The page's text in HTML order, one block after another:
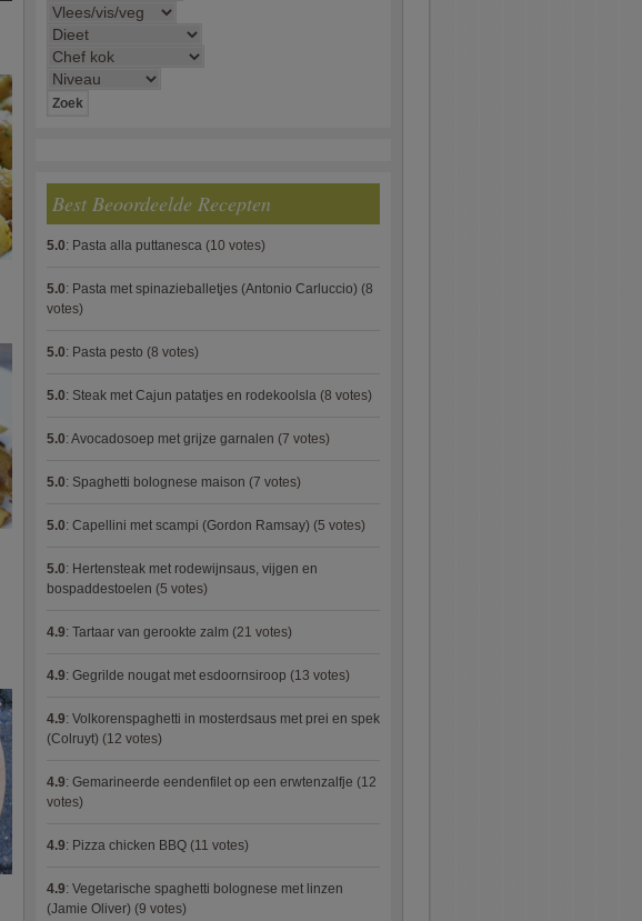
Best Beoordeelde Recepten
5.0: Pasta alla puttanesca (10 votes)
5.0: Pasta met spinazieballetjes (Antonio Carluccio) (8
votes)
5.0: Pasta pesto (8 votes)
5.0: Steak met Cajun patatjes en rodekoolsla (8 votes)
5.0: Avocadosoep met grijze garnalen (7 votes)
5.0: Spaghetti bolognese maison (7 votes)
5.0: Capellini met scampi (Gordon Ramsay) (5 votes)
5.0: Hertensteak met rodewijnsaus, vijgen en
bospaddestoelen (5 votes)
4.9: Tartaar van gerookte zalm (21 votes)
4.9: Gegrilde nougat met esdoornsiroop (13 votes)
4.9: Volkorenspaghetti in mosterdsaus met prei en spek
(Colruyt) (12 votes)
4.9: Gemarineerde eendenfilet op een erwtenzalfje (12
votes)
4.9: Pizza chicken BBQ (11 votes)
4.9: Vegetarische spaghetti bolognese met linzen
(Jamie Oliver) (9 votes)